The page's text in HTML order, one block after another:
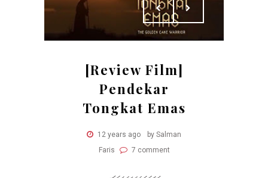
[Review Film]
Pendekar
Tongkat Emas
12 years ago
by Salman
Faris
7 comment